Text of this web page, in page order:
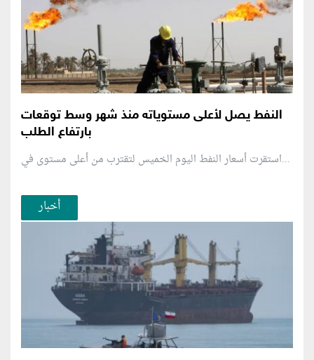
النفط يصل لأعلى مستوياته منذ شهر وسط توقعات
بارتفاع الطلب
استقرت أسعار النفط اليوم الخميس لتقترب من أعلى مستوى في...
أخبار